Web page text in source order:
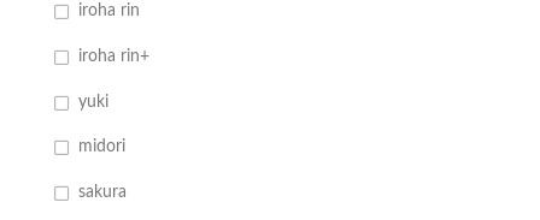
iroha rin
iroha rin+
yuki
midori
sakura